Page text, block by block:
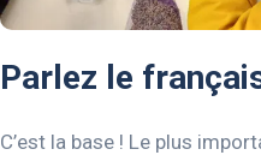
Parlez le
C’est la base ! Le plus